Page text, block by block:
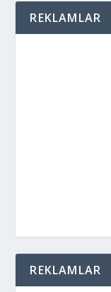
REKLAMLAR
REKLAMLAR